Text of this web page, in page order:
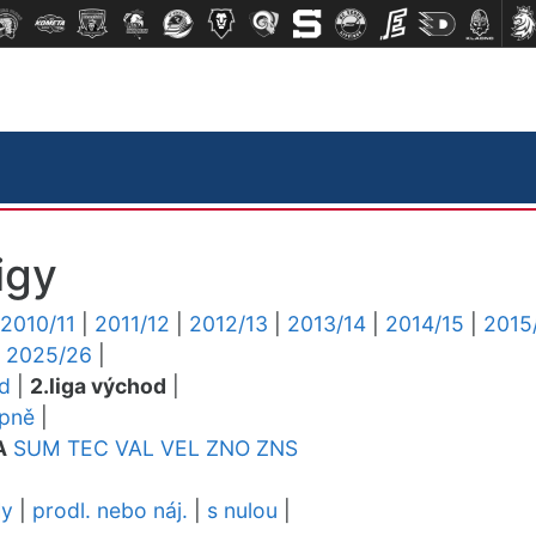
2010/11 2011/12 2012/13 2013/14 2014/15
2025/26
2.liga východ
SUM TEC VAL VEL ZNO ZNS
prodl. nebo náj. s nulou